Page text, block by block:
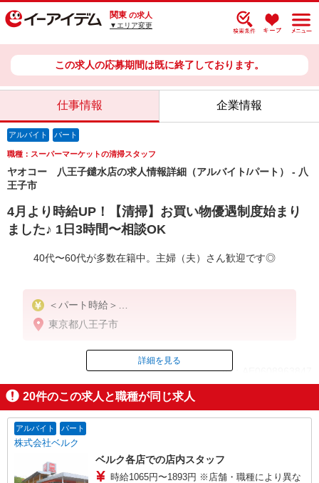
関東 の求人
▼エリア変更
この求人の応募期間は既に終了しております。
仕事情報 企業情報
アルバイト パート
職種：スーパーマーケットの清掃スタッフ
ヤオコー 八王子鑓水店の求人情報詳細（アルバイト/パート） - 八
王子市
4月より時給UP！【清掃】お買い物優遇制度始まり
ました♪ 1日3時間〜相談OK
40代〜60代が多数在籍中。主婦（夫）さん歓迎です◎
＜パート時給＞
時給1,320円〜1,470円（曜日・時間帯による）
9時迄：時給1420円〜
16時以降：時給1470円〜
★土曜＋100円
★日・祝＋100円
※アルバイトさんの時給や募集内容はお問い合わせ
ください
東京都八王子市
ID：AE0608963847
掲載期間終了
詳細を見る
20件のこの求人と職種が同じ求人
アルバイト パート
株式会社ベルク
ベルク各店での店内スタッフ
時給1065円〜1893円 ※店舗・職種により異な